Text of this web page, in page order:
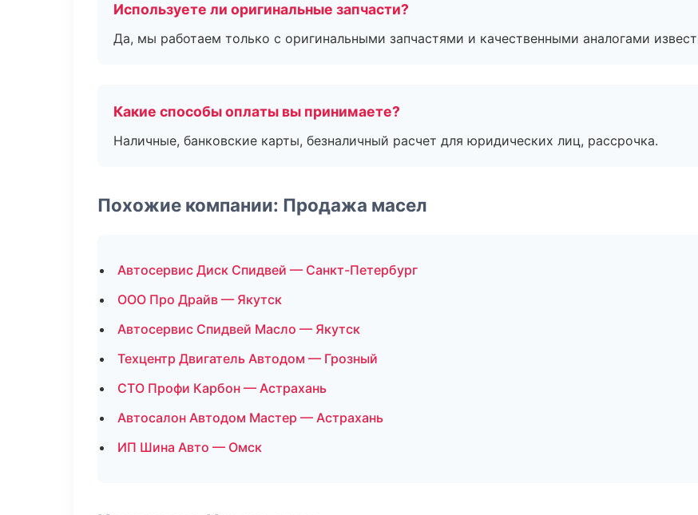
Используете ли оригинальные запчасти?
Да, мы работаем только с оригинальными запчастями и качественными аналогами
Какие способы оплаты вы принимаете?
Наличные, банковские карты, безналичный расчет для юридических лиц, рассрочка.
Похожие компании: Продажа масел
Автосервис Диск Спидвей — Санкт-Петербург
ООО Про Драйв — Якутск
Автосервис Спидвей Масло — Якутск
Техцентр Двигатель Автодом — Грозный
СТО Профи Карбон — Астрахань
Автосалон Автодом Мастер — Астрахань
ИП Шина Авто — Омск